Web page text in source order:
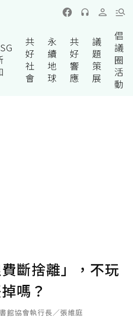
共
好
社
會
永
續
地
球
共
好
響
應
議
題
策
展
倡
議
圈
活
動
斷捨離」，不玩
嗎？
館協會執行長／張維庭